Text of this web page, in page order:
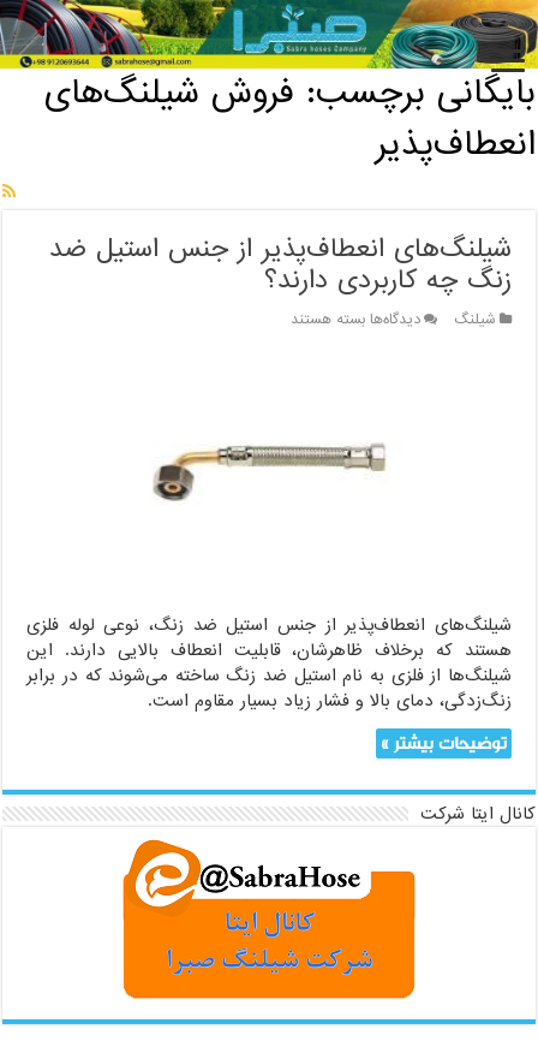
خانه / بایگانی برچسب: فروش شیلنگ‌های انعطاف‌پذیر
بایگانی برچسب: فروش شیلنگ‌های
انعطاف‌پذیر
شیلنگ‌های انعطاف‌پذیر از جنس استیل ضد
زنگ چه کاربردی دارند؟
شیلنگ دیدگاه‌هابرای
ضد
زنگ
بسته هستند
شیلنگ‌های انعطاف‌پذیر از جنس استیل ضد زنگ، نوعی لوله فلزی
هستند که برخلاف ظاهرشان، قابلیت انعطاف بالایی دارند. این
شیلنگ‌ها از فلزی به نام استیل ضد زنگ ساخته می‌شوند که در برابر
زنگ‌زدگی، دمای بالا و فشار زیاد بسیار مقاوم است.
توضیحات بیشتر »
کانال ایتا شرکت